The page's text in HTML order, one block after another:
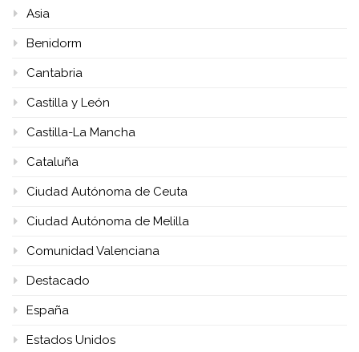
Asia
Benidorm
Cantabria
Castilla y León
Castilla-La Mancha
Cataluña
Ciudad Autónoma de Ceuta
Ciudad Autónoma de Melilla
Comunidad Valenciana
Destacado
España
Estados Unidos